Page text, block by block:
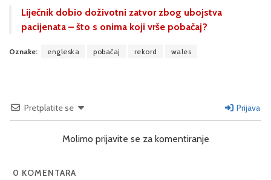
Liječnik dobio doživotni zatvor zbog ubojstva
pacijenata – što s onima koji vrše pobačaj?
Oznake: engleska pobačaj rekord wales
Pretplatite se Prijava
Molimo prijavite se za komentiranje
0 KOMENTARA